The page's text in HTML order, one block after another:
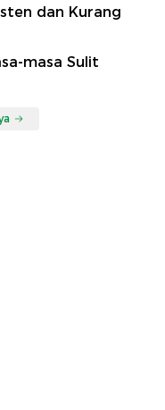
dan Kurang
masa Sulit